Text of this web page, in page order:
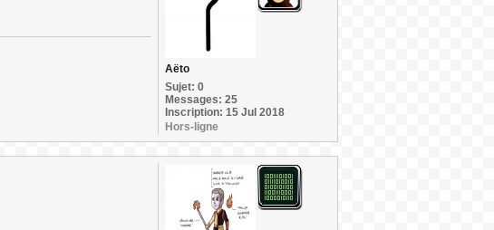
Aëto
Sujet: 0
Messages: 25
Inscription: 15 Jul 2018
Hors-ligne